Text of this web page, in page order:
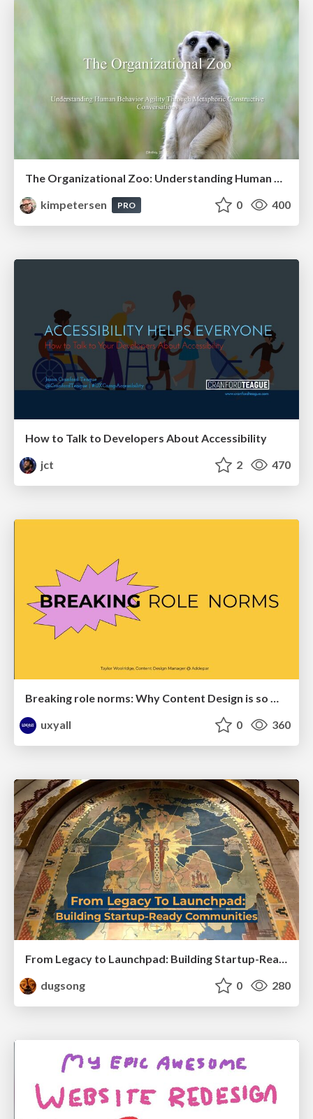
kimpetersen
PRO 0 400
How to Talk to Developers About Accessibility
jct
2 470
Breaking role norms: Why Content Design is so much more than writing copy - Taylor Woolridge
uxyall
0 360
From Legacy to Launchpad: Building Startup-Ready Communities
dugsong
0 280